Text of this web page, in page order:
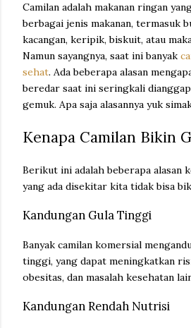
Camilan adalah makanan ringan
berbagai jenis makanan, termasuk
kacangan, keripik, biskuit, atau
Namun sayangnya, saat ini banyak
sehat. Ada beberapa alasan
beredar saat ini seringkali
gemuk. Apa saja alasannya yuk
Kenapa Camilan Bikin
Berikut ini adalah beberapa alasan
yang ada disekitar kita tidak bisa
Kandungan Gula Tinggi
Banyak camilan komersial
tinggi, yang dapat meningkatkan
obesitas, dan masalah kesehatan
Kandungan Rendah Nutrisi